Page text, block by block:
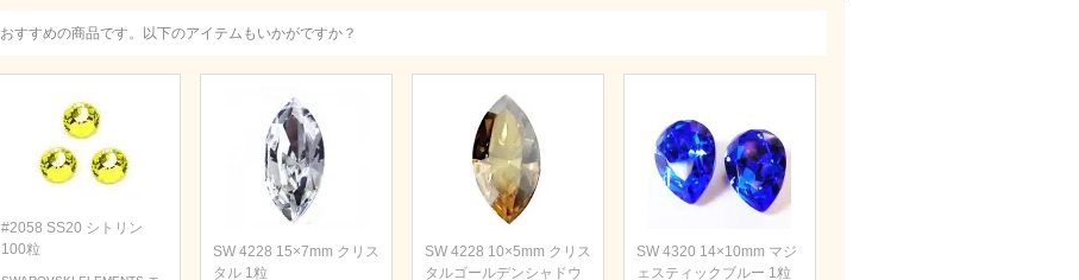
おすすめの商品です。以下のアイテムもいかがですか？
#2058 SS20 シトリン
100粒
SW 4228 15×7mm クリス
タル 1粒
SW 4228 10×5mm クリス
タルゴールデンシャドウ
SW 4320 14×10mm マジ
ェスティックブルー 1粒